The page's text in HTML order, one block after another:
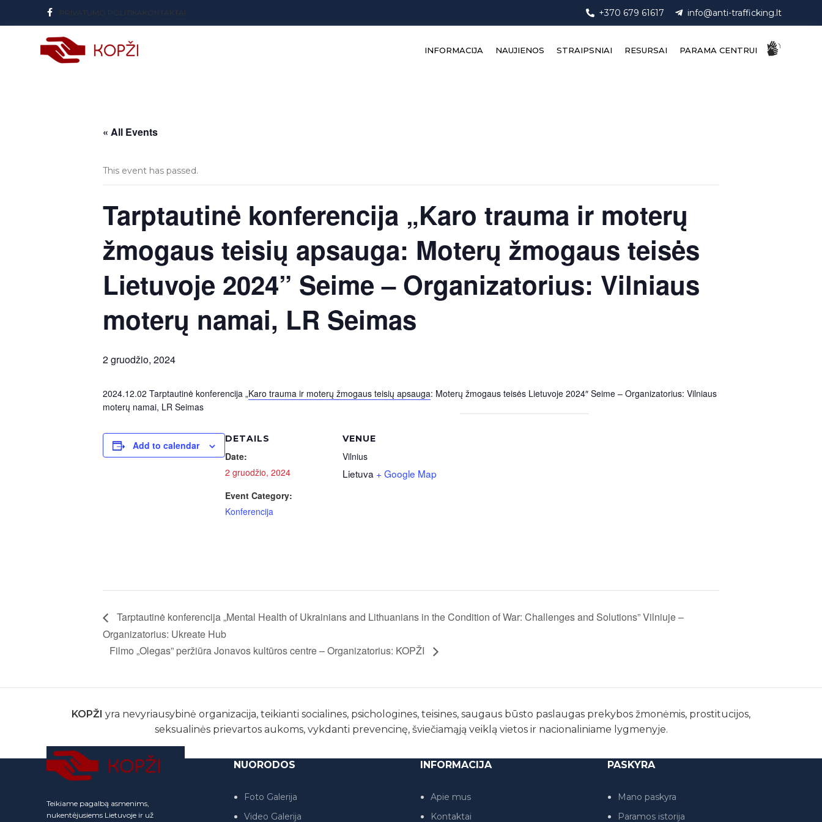
PRIVATUMO POLITIKA KONTAKTAI +370 679 61617 info@anti-trafficking.lt
INFORMACIJA NAUJIENOS STRAIPSNIAI RESURSAI PARAMA CENTRUI
« All Events
This event has passed.
Tarptautinė konferencija „Karo trauma ir moterų
žmogaus teisių apsauga: Moterų žmogaus teisės
Lietuvoje 2024” Seime – Organizatorius: Vilniaus
moterų namai, LR Seimas
2 gruodžio, 2024
2024.12.02 Tarptautinė konferencija „Karo trauma ir moterų žmogaus teisių apsauga: Moterų žmogaus teisės Lietuvoje 2024″ Seime – Organizatorius: Vilniaus
moterų namai, LR Seimas
Add to calendar
DETAILS
Date:
2 gruodžio, 2024
Event Category:
Konferencija
VENUE
Vilnius
Lietuva + Google Map
Tarptautinė konferencija „Mental Health of Ukrainians and Lithuanians in the Condition of War: Challenges and Solutions” Vilniuje –
Organizatorius: Ukreate Hub
Filmo „Olegas” peržiūra Jonavos kultūros centre – Organizatorius: KOPŽI
KOPŽI yra nevyriausybinė organizacija, teikianti socialines, psichologines, teisines, saugaus būsto paslaugas prekybos žmonėmis, prostitucijos,
seksualinės prievartos aukoms, vykdanti prevencinę, šviečiamąją veiklą vietos ir nacionaliniame lygmenyje.
Teikiame pagalbą asmenims,
nukentėjusiems Lietuvoje ir už
NUORODOS
Foto Galerija
Video Galerija
INFORMACIJA
Apie mus
Kontaktai
PASKYRA
Mano paskyra
Paramos istorija